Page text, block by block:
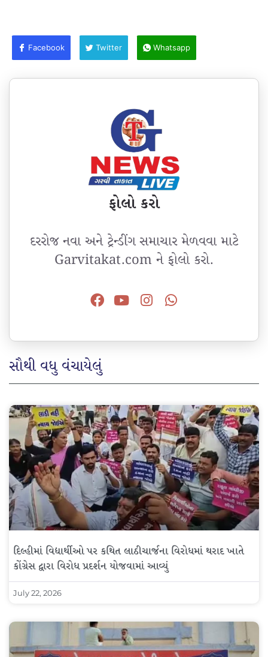
Facebook Twitter Whatsapp
ફોલો કરો
દરરોજ નવા અને ટ્રેન્ડીંગ સમાચાર મેળવવા માટે
Garvitakat.com ને ફોલો કરો.
સૌથી વધુ વંચાયેલું
દિલ્હીમાં વિદ્યાર્થીઓ પર કથિત લાઠીચાર્જના વિરોધમાં થરાદ ખાતે
કોંગ્રેસ દ્વારા વિરોધ પ્રદર્શન યોજવામાં આવ્યું
July 22, 2026